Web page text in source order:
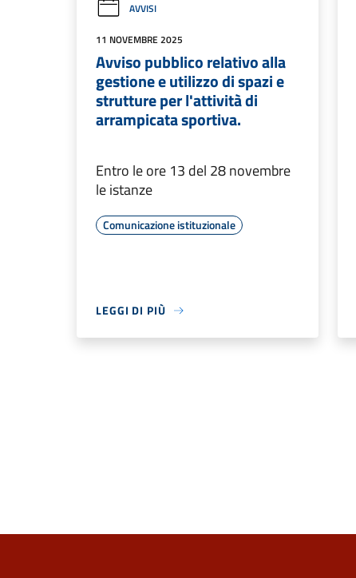
AVVISI
11 NOVEMBRE 2025
Avviso pubblico relativo alla
gestione e utilizzo di spazi e
strutture per l'attività di
arrampicata sportiva.
Entro le ore 13 del 28 novembre
le istanze
Comunicazione istituzionale
LEGGI DI PIÙ